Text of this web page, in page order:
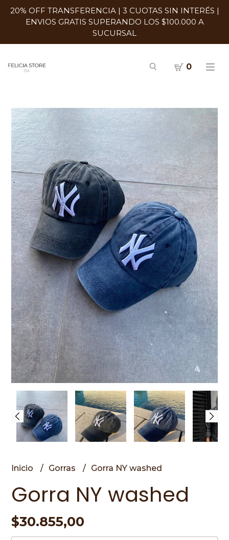
20% OFF TRANSFERENCIA | 3 CUOTAS SIN INTERÉS |
ENVIOS GRATIS SUPERANDO LOS $100.000 A
SUCURSAL
0
Inicio Gorras Gorra NY washed
Gorra NY washed
$30.855,00